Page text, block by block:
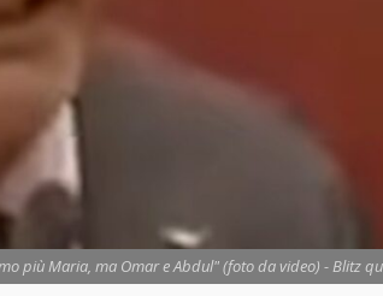
più Maria, ma Omar e Abdul" (foto da video) - Blitz